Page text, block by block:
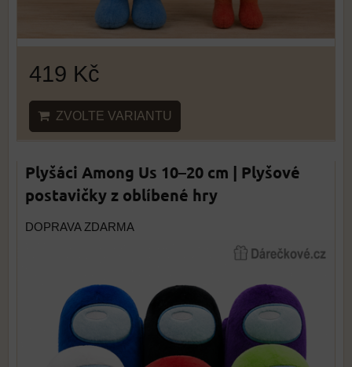
419 Kč
ZVOLTE VARIANTU
Plyšáci Among Us 10–20 cm | Plyšové
postavičky z oblíbené hry
DOPRAVA ZDARMA